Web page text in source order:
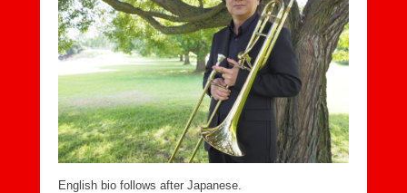
English bio follows after Japanese.